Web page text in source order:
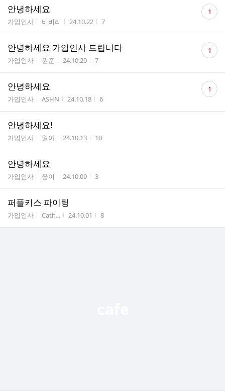
안녕하세요
게시판명
가입인사 작성자
비비리 작성시간
24.10.22 조회수
7
댓
글 1
안녕하세요 가입인사 드립니다
게시판명
가입인사 작성자
원준 작성시간
24.10.20 조회수
7
댓
글 1
안녕하세요
게시판명
가입인사 작성자
ASHN 작성시간
24.10.18 조회수
6
댓
글 1
안녕하세요!
게시판명
가입인사 작성자
월아 작성시간
24.10.13 조회수
10
안녕하세요
게시판명
가입인사 작성자
웅이 작성시간
24.10.09 조회수
3
퍼플키스 파이팅
게시판명
가입인사 작성자
Cath... 작성시간
24.10.01 조회수
8